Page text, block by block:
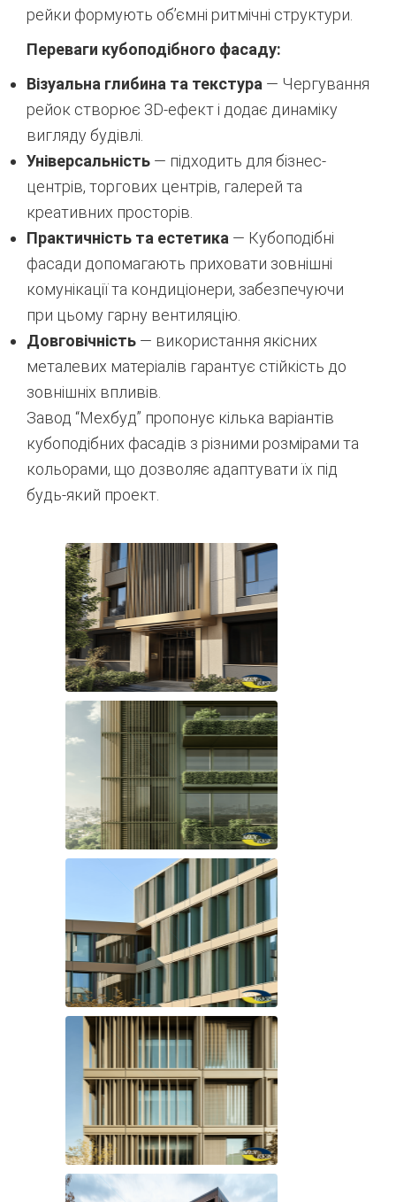
рейки формують об’ємні ритмічні структури.
Переваги кубоподібного фасаду:
Візуальна глибина та текстура — Чергування
рейок створює 3D-ефект і додає динаміку
вигляду будівлі.
Універсальність — підходить для бізнес-
центрів, торгових центрів, галерей та
креативних просторів.
Практичність та естетика — Кубоподібні
фасади допомагають приховати зовнішні
комунікації та кондиціонери, забезпечуючи
при цьому гарну вентиляцію.
Довговічність — використання якісних
металевих матеріалів гарантує стійкість до
зовнішніх впливів.
Завод “Мехбуд” пропонує кілька варіантів
кубоподібних фасадів з різними розмірами та
кольорами, що дозволяє адаптувати їх під
будь-який проект.